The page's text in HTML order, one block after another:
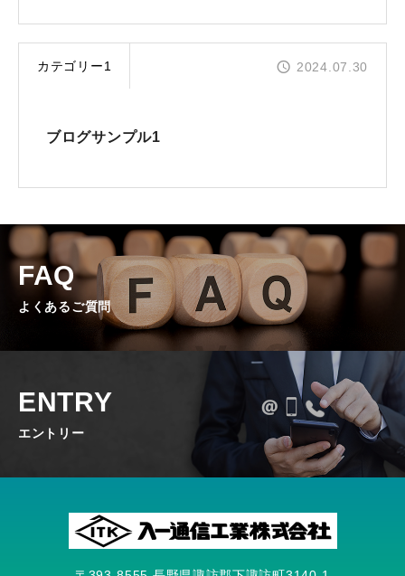
カテゴリー1 2024.07.30
ブログサンプル1
FAQ
よくあるご質問
ENTRY
エントリー